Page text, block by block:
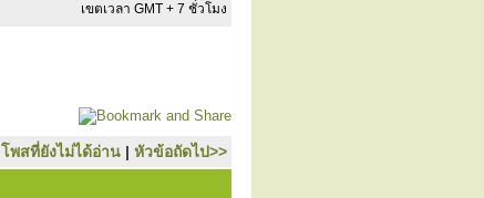
เขตเวลา GMT + 7 ชั่วโมง
โพสที่ยังไม่ได้อ่าน | หัวข้อถัดไป>>